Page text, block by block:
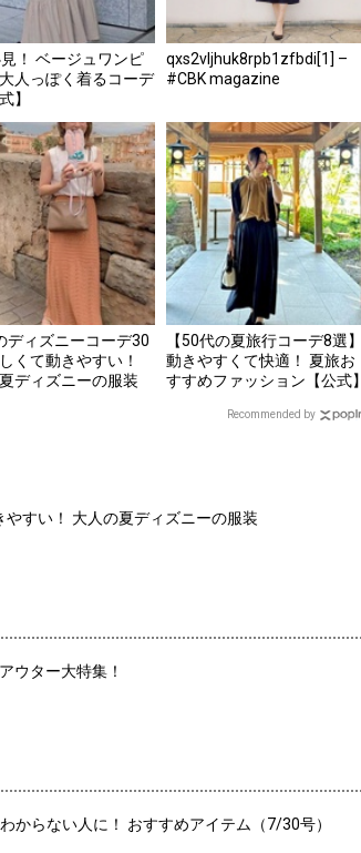
！ ベージュワンピ
人っぽく着るコーデ
】
qxs2vljhuk8rpb1zfbdi[1] –
#CBK magazine
ディズニーコーデ30
くて動きやすい！
ディズニーの服装
【50代の夏旅行コーデ8選】
動きやすくて快適！ 夏旅お
すすめファッション【公式】
Recommended by
やすい！ 大人の夏ディズニーの服装
ウター大特集！
からない人に！ おすすめアイテム（7/30号）